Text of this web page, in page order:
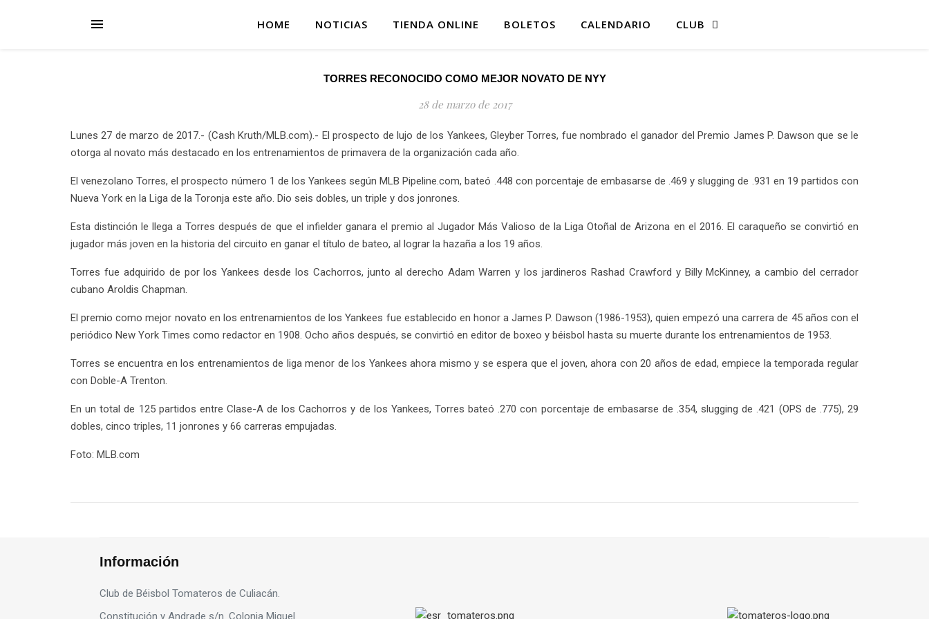
HOME NOTICIAS TIENDA ONLINE BOLETOS CALENDARIO CLUB
TORRES RECONOCIDO COMO MEJOR NOVATO DE NYY
28 de marzo de 2017
Lunes 27 de marzo de 2017.- (Cash Kruth/MLB.com).- El prospecto de lujo de los Yankees, Gleyber Torres, fue nombrado el ganador del Premio James P. Dawson que se le
otorga al novato más destacado en los entrenamientos de primavera de la organización cada año.
El venezolano Torres, el prospecto número 1 de los Yankees según MLB Pipeline.com, bateó .448 con porcentaje de embasarse de .469 y slugging de .931 en 19 partidos con
Nueva York en la Liga de la Toronja este año. Dio seis dobles, un triple y dos jonrones.
Esta distinción le llega a Torres después de que el infielder ganara el premio al Jugador Más Valioso de la Liga Otoñal de Arizona en el 2016. El caraqueño se convirtió en
jugador más joven en la historia del circuito en ganar el título de bateo, al lograr la hazaña a los 19 años.
Torres fue adquirido de por los Yankees desde los Cachorros, junto al derecho Adam Warren y los jardineros Rashad Crawford y Billy McKinney, a cambio del cerrador
cubano Aroldis Chapman.
El premio como mejor novato en los entrenamientos de los Yankees fue establecido en honor a James P. Dawson (1986-1953), quien empezó una carrera de 45 años con el
periódico New York Times como redactor en 1908. Ocho años después, se convirtió en editor de boxeo y béisbol hasta su muerte durante los entrenamientos de 1953.
Torres se encuentra en los entrenamientos de liga menor de los Yankees ahora mismo y se espera que el joven, ahora con 20 años de edad, empiece la temporada regular
con Doble-A Trenton.
En un total de 125 partidos entre Clase-A de los Cachorros y de los Yankees, Torres bateó .270 con porcentaje de embasarse de .354, slugging de .421 (OPS de .775), 29
dobles, cinco triples, 11 jonrones y 66 carreras empujadas.
Foto: MLB.com
Información
Club de Béisbol Tomateros de Culiacán.
Constitución y Andrade s/n. Colonia Miguel